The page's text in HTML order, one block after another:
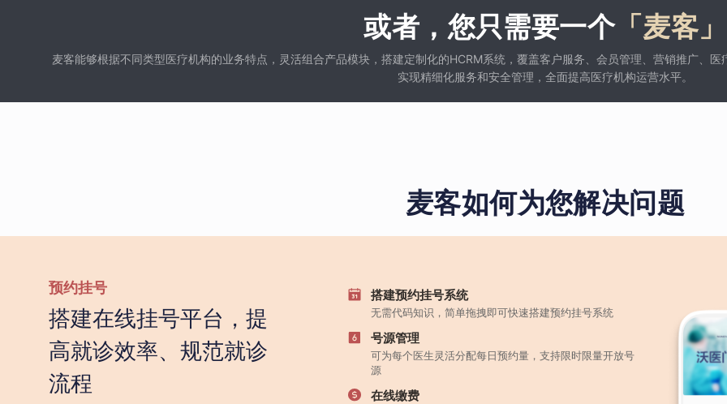
或者，您只需要一个「麦客」
麦客能够根据不同类型医疗机构的业务特点，灵活组合产品模块，搭建定制化的HCRM系统，覆盖客户服务、会员管理、营销推广、
实现精细化服务和安全管理，全面提高医疗机构运营水平。
麦客如何为您解决问题
预约挂号
搭建在线挂号平台，提
高就诊效率、规范就诊
流程
搭建预约挂号系统
无需代码知识，简单拖拽即可快速搭建预约挂号系统
号源管理
可为每个医生灵活分配每日预约量，支持限时限量开放号
源
在线缴费